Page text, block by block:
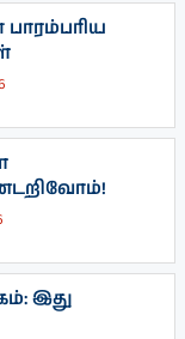
இது